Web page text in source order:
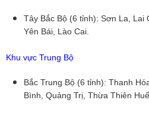
Tây Bắc Bộ (6 tỉnh): Sơn La, Lai
Yên Bái, Lào Cai.
Khu vực Trung Bộ
Bắc Trung Bộ (6 tỉnh): Thanh
Bình, Quảng Trị, Thừa Thiên